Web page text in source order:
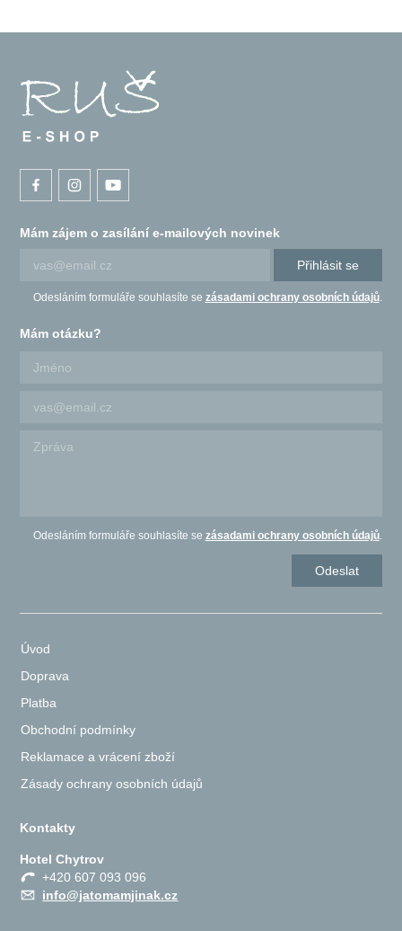
Mám zájem o zasílání e-mailových novinek
Přihlásit se
Odesláním formuláře souhlasíte se zásadami ochrany osobních údajů.
Mám otázku?
Odesláním formuláře souhlasíte se zásadami ochrany osobních údajů.
Úvod
Doprava
Platba
Obchodní podmínky
Reklamace a vrácení zboží
Zásady ochrany osobních údajů
Kontakty
Hotel Chytrov
+420 607 093 096
info@jatomamjinak.cz